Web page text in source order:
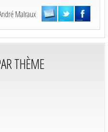
Malraux
THÈME